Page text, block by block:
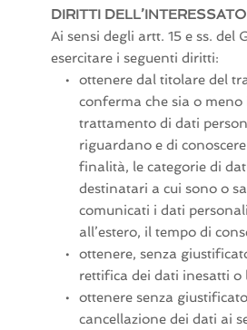
DIRITTI DELL’INTERESSATO
Ai sensi degli artt. 15 e ss. del
esercitare i seguenti diritti:
ottenere dal titolare del
conferma che sia o meno
trattamento di dati
riguardano e di
finalità, le categorie di
destinatari a cui sono o
comunicati i dati
all’estero, il tempo di
ottenere, senza
rettifica dei dati inesatti o
ottenere senza
cancellazione dei dati ai